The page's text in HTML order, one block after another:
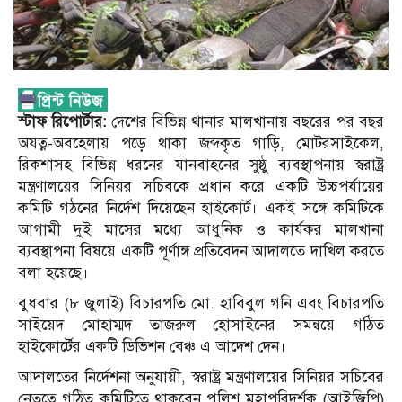
স্টাফ রিপোর্টার: দেশের বিভিন্ন থানার মালখানায় বছরের পর বছর
অযত্ন-অবহেলায় পড়ে থাকা জব্দকৃত গাড়ি, মোটরসাইকেল,
রিকশাসহ বিভিন্ন ধরনের যানবাহনের সুষ্ঠু ব্যবস্থাপনায় স্বরাষ্ট্র
মন্ত্রণালয়ের সিনিয়র সচিবকে প্রধান করে একটি উচ্চপর্যায়ের
কমিটি গঠনের নির্দেশ দিয়েছেন হাইকোর্ট। একই সঙ্গে কমিটিকে
আগামী দুই মাসের মধ্যে আধুনিক ও কার্যকর মালখানা
ব্যবস্থাপনা বিষয়ে একটি পূর্ণাঙ্গ প্রতিবেদন আদালতে দাখিল করতে
বলা হয়েছে।
বুধবার (৮ জুলাই) বিচারপতি মো. হাবিবুল গনি এবং বিচারপতি
সাইয়েদ মোহাম্মদ তাজরুল হোসাইনের সমন্বয়ে গঠিত
হাইকোর্টের একটি ডিভিশন বেঞ্চ এ আদেশ দেন।
আদালতের নির্দেশনা অনুযায়ী, স্বরাষ্ট্র মন্ত্রণালয়ের সিনিয়র সচিবের